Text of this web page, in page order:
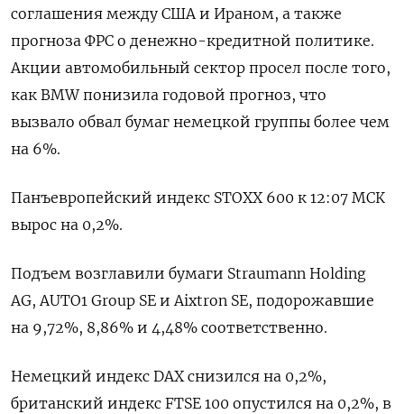
соглашения между США и Ираном, а также ​
прогноза ​ФРС ​о денежно-кредитной политике.
Акции ⁠автомобильный сектор ‌просел после того,
‌как BMW понизила годовой прогноз, что
вызвало ​обвал бумаг немецкой ‌группы более чем
на ​6%.
Панъевропейский индекс STOXX 600 ‌к 12:07 МСК
вырос на 0,2%.
Подъем возглавили бумаги Straumann ​Holding ​
AG, AUTO1 ‌Group SE и Aixtron SE, ​подорожавшие
на 9,72%, 8,86% и 4,48% соответственно.
Немецкий индекс DAX снизился на 0,2%,
британский индекс FTSE 100 опустился на 0,2%, ​в